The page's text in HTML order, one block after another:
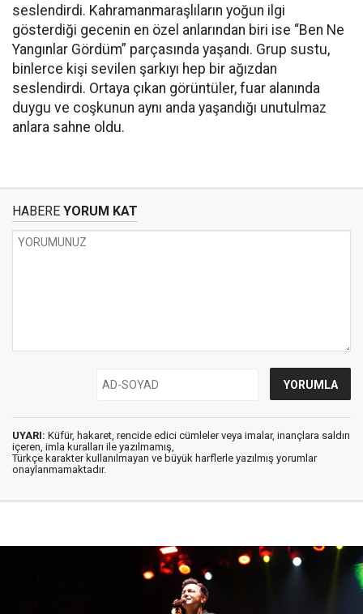
seslendirdi. Kahramanmaraşlıların yoğun ilgi
gösterdiği gecenin en özel anlarından biri ise “Ben Ne
Yangınlar Gördüm” parçasında yaşandı. Grup sustu,
binlerce kişi sevilen şarkıyı hep bir ağızdan
seslendirdi. Ortaya çıkan görüntüler, fuar alanında
duygu ve coşkunun aynı anda yaşandığı unutulmaz
anlara sahne oldu.
HABERE YORUM KAT
UYARI: Küfür, hakaret, rencide edici cümleler veya imalar, inançlara saldırı
içeren, imla kuralları ile yazılmamış,
Türkçe karakter kullanılmayan ve büyük harflerle yazılmış yorumlar
onaylanmamaktadır.